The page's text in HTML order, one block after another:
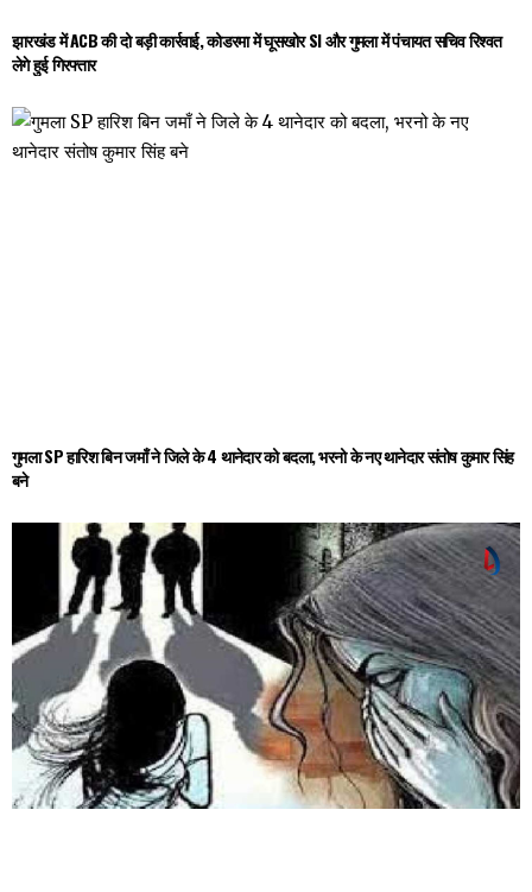
झारखंड में ACB की दो बड़ी कार्रवाई, कोडरमा में घूसखोर SI और गुमला में पंचायत सचिव रिश्वत
लेगे हुई गिरफ्तार
गुमला SP हारिश बिन जमाँ ने जिले के 4 थानेदार को बदला, भरनो के नए थानेदार संतोष कुमार सिंह
बने